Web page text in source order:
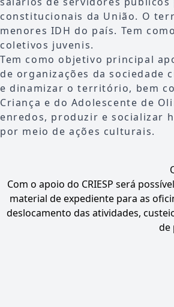
constitucionais da União. O
menores IDH do país. Tem
coletivos juvenis.
Tem como objetivo principal
de organizações da sociedade
e dinamizar o território, bem
Criança e do Adolescente de
enredos, produzir e socializar
por meio de ações culturais.
Com o apoio do CRIESP será
material de expediente para as
deslocamento das atividades,
de